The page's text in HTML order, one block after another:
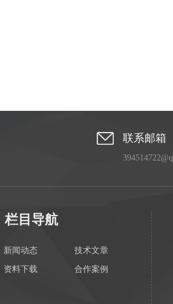
联系邮箱
栏目导航
新闻动态 技术文章
资料下载 合作案例